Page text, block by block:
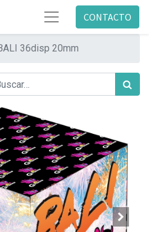
CONTACTO
36disp 20mm